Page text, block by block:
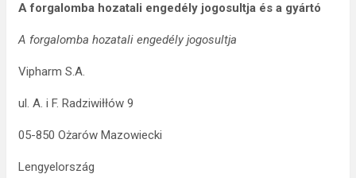
A forgalomba hozatali engedély jogosultja és a gyártó
A forgalomba hozatali engedély jogosultja
Vipharm S.A.
ul. A. i F. Radziwiłłów 9
05-850 Ożarów Mazowiecki
Lengyelország